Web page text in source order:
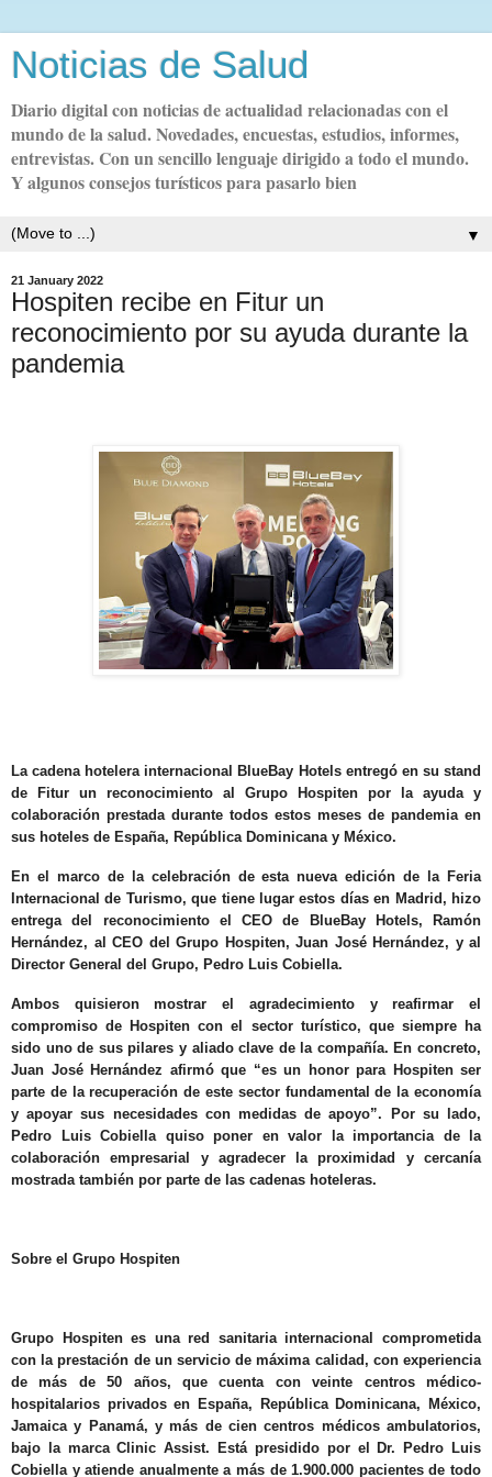
Noticias de Salud
Diario digital con noticias de actualidad relacionadas con el
mundo de la salud. Novedades, encuestas, estudios, informes,
entrevistas. Con un sencillo lenguaje dirigido a todo el mundo.
Y algunos consejos turísticos para pasarlo bien
▼
21 January 2022
Hospiten recibe en Fitur un
reconocimiento por su ayuda durante la
pandemia
La cadena hotelera internacional BlueBay Hotels entregó en su stand
de Fitur un reconocimiento al Grupo Hospiten por la ayuda y
colaboración prestada durante todos estos meses de pandemia en
sus hoteles de España, República Dominicana y México.
En el marco de la celebración de esta nueva edición de la Feria
Internacional de Turismo, que tiene lugar estos días en Madrid, hizo
entrega del reconocimiento el CEO de BlueBay Hotels, Ramón
Hernández, al CEO del Grupo Hospiten, Juan José Hernández, y al
Director General del Grupo, Pedro Luis Cobiella.
Ambos quisieron mostrar el agradecimiento y reafirmar el
compromiso de Hospiten con el sector turístico, que siempre ha
sido uno de sus pilares y aliado clave de la compañía. En concreto,
Juan José Hernández afirmó que “es un honor para Hospiten ser
parte de la recuperación de este sector fundamental de la economía
y apoyar sus necesidades con medidas de apoyo”. Por su lado,
Pedro Luis Cobiella quiso poner en valor la importancia de la
colaboración empresarial y agradecer la proximidad y cercanía
mostrada también por parte de las cadenas hoteleras.
Sobre el Grupo Hospiten
Grupo Hospiten es una red sanitaria internacional comprometida
con la prestación de un servicio de máxima calidad, con experiencia
de más de 50 años, que cuenta con veinte centros médico-
hospitalarios privados en España, República Dominicana, México,
Jamaica y Panamá, y más de cien centros médicos ambulatorios,
bajo la marca Clinic Assist. Está presidido por el Dr. Pedro Luis
Cobiella y atiende anualmente a más de 1.900.000 pacientes de todo